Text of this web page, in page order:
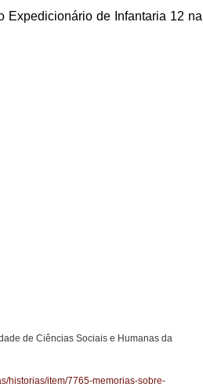
Expedicionário de Infantaria 12 na
de Ciências Sociais e Humanas da
historias/item/7765-memorias-sobre-